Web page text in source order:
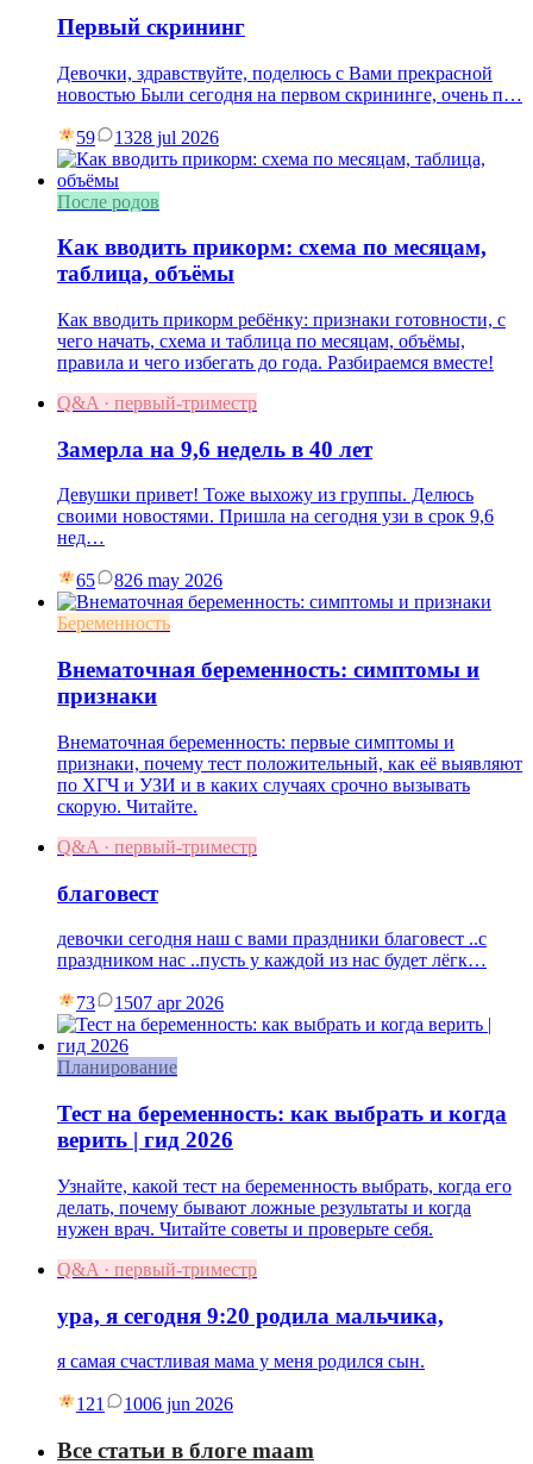
Первый скрининг
Девочки, здравствуйте, поделюсь с Вами прекрасной
новостью Были сегодня на первом скрининге, очень п…
59 1328 jul 2026
После родов
Как вводить прикорм: схема по месяцам,
таблица, объёмы
Как вводить прикорм ребёнку: признаки готовности, с
чего начать, схема и таблица по месяцам, объёмы,
правила и чего избегать до года. Разбираемся вместе!
Q&A · первый-триместр
Замерла на 9,6 недель в 40 лет
Девушки привет! Тоже выхожу из группы. Делюсь
своими новостями. Пришла на сегодня узи в срок 9,6
нед…
65 826 may 2026
Беременность
Внематочная беременность: симптомы и
признаки
Внематочная беременность: первые симптомы и
признаки, почему тест положительный, как её выявляют
по ХГЧ и УЗИ и в каких случаях срочно вызывать
скорую. Читайте.
Q&A · первый-триместр
благовест
девочки сегодня наш с вами праздники благовест ..с
праздником нас ..пусть у каждой из нас будет лёгк…
73 1507 apr 2026
Планирование
Тест на беременность: как выбрать и когда
верить | гид 2026
Узнайте, какой тест на беременность выбрать, когда его
делать, почему бывают ложные результаты и когда
нужен врач. Читайте советы и проверьте себя.
Q&A · первый-триместр
ура, я сегодня 9:20 родила мальчика,
я самая счастливая мама у меня родился сын.
121 1006 jun 2026
Все статьи в блоге maam